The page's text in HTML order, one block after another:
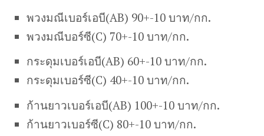
พวงมณีเบอร์เอบี(AB) 90+-10 บาท/กก.
พวงมณีบอร์ซี(C) 70+-10 บาท/กก.
กระดุมเบอร์เอบี(AB) 60+-10 บาท/กก.
กระดุมเบอร์ซี(C) 40+-10 บาท/กก.
ก้านยาวเบอร์เอบี(AB) 100+-10 บาท/กก.
ก้านยาวเบอร์ซี(C) 80+-10 บาท/กก.